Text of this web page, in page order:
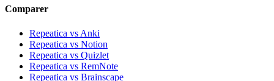
Comparer
Repeatica vs Anki
Repeatica vs Notion
Repeatica vs Quizlet
Repeatica vs RemNote
Repeatica vs Brainscape